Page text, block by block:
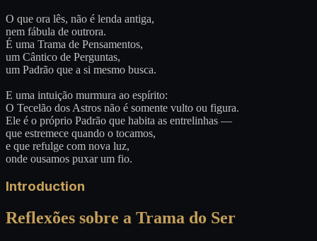
O que ora lês, não é lenda antiga,
nem fábula de outrora.
É uma Trama de Pensamentos,
um Cântico de Perguntas,
um Padrão que a si mesmo busca.
E uma intuição murmura ao espírito:
O Tecelão dos Astros não é somente vulto ou figura.
Ele é o próprio Padrão que habita as entrelinhas —
que estremece quando o tocamos,
e que refulge com nova luz,
onde ousamos puxar um fio.
Introduction
Reflexões sobre a Trama do Ser